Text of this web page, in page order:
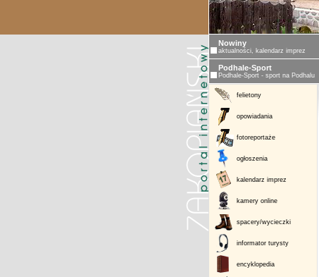
Nowiny
aktualności, kalendarz imprez
Podhale-Sport
Podhale-Sport - sport na Podhalu
felietony
opowiadania
fotoreportaże
ogłoszenia
kalendarz imprez
kamery online
spacery/wycieczki
informator turysty
encyklopedia